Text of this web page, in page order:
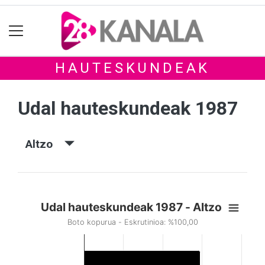
HAUTESKUNDEAK
Udal hauteskundeak 1987
Altzo
Udal hauteskundeak 1987 - Altzo
Boto kopurua - Eskrutinioa: %100,00